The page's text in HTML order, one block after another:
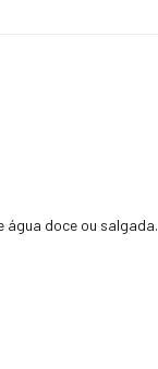
doce ou salgada.